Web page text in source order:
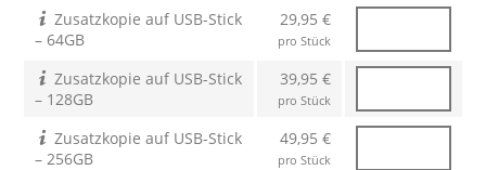
Zusatzkopie auf USB-Stick
– 64GB
29,95 €
pro Stück
Zusatzkopie auf USB-Stick
– 128GB
39,95 €
pro Stück
Zusatzkopie auf USB-Stick
– 256GB
49,95 €
pro Stück